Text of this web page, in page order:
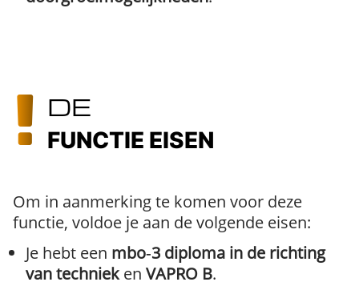
DE
FUNCTIE EISEN
Om in aanmerking te komen voor deze
functie, voldoe je aan de volgende eisen:
Je hebt een mbo‑3 diploma in de richting
van technieken VAPRO B.